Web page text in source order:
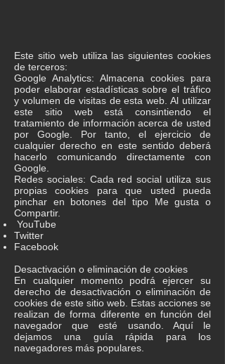
Este sitio web utiliza las siguientes cookies
de terceros:
Google Analytics: Almacena cookies para
poder elaborar estadísticas sobre el tráfico
y volumen de visitas de esta web. Al utilizar
este sitio web está consintiendo el
tratamiento de información acerca de usted
por Google. Por tanto, el ejercicio de
cualquier derecho en este sentido deberá
hacerlo comunicando directamente con
Google.
Redes sociales: Cada red social utiliza sus
propias cookies para que usted pueda
pinchar en botones del tipo Me gusta o
Compartir.
YouTube
Twitter
Facebook
Desactivación o eliminación de cookies
En cualquier momento podrá ejercer su
derecho de desactivación o eliminación de
cookies de este sitio web. Estas acciones se
realizan de forma diferente en función del
navegador que esté usando. Aquí le
dejamos una guía rápida para los
navegadores más populares.